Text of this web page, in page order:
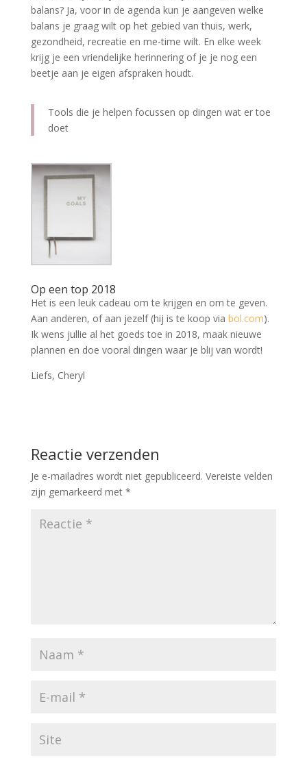
balans? Ja, voor in de agenda kun je aangeven welke
balans je graag wilt op het gebied van thuis, werk,
gezondheid, recreatie en me-time wilt. En elke week
krijg je een vriendelijke herinnering of je je nog een
beetje aan je eigen afspraken houdt.
Tools die je helpen focussen op dingen wat er toe
doet
Op een top 2018
Het is een leuk cadeau om te krijgen en om te geven.
Aan anderen, of aan jezelf (hij is te koop via bol.com).
Ik wens jullie al het goeds toe in 2018, maak nieuwe
plannen en doe vooral dingen waar je blij van wordt!
Liefs, Cheryl
Reactie verzenden
Je e-mailadres wordt niet gepubliceerd. Vereiste velden
zijn gemarkeerd met *